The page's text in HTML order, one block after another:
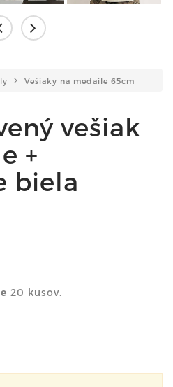
Vešiaky na medaile 65cm
vešiak
+
biela
20 kusov.